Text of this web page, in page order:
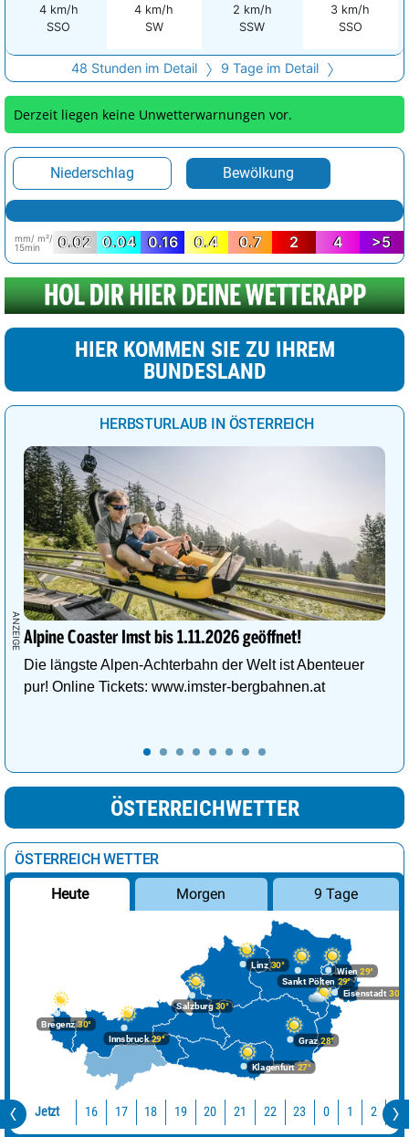
4 km/h
SSO
4 km/h
SW
2 km/h
SSW
3 km/h
SSO
48 Stunden im Detail 9 Tage im Detail
Derzeit liegen keine Unwetterwarnungen vor.
Niederschlag Bewölkung
mm/ m²/
15min
0.02 0.04 0.16 0.4 0.7 2 4 >5
HIER KOMMEN SIE ZU IHREM
BUNDESLAND
HERBSTURLAUB IN ÖSTERREICH
Alpine Coaster Imst bis 1.11.2026 geöffnet!
Die längste Alpen-Achterbahn der Welt ist Abenteuer
pur! Online Tickets: www.imster-bergbahnen.at
ÖSTERREICHWETTER
ÖSTERREICH WETTER
Heute Morgen 9 Tage
Bregenz30°
Graz28°
Innsbruck29°
Klagenfurt 27°
Linz30°
Salzburg30°
Wien 29°
Eisenstadt 30°
Sankt Pölten 29°
Jetzt 16 17 18 19 20 21 22 23 0 1 2 3